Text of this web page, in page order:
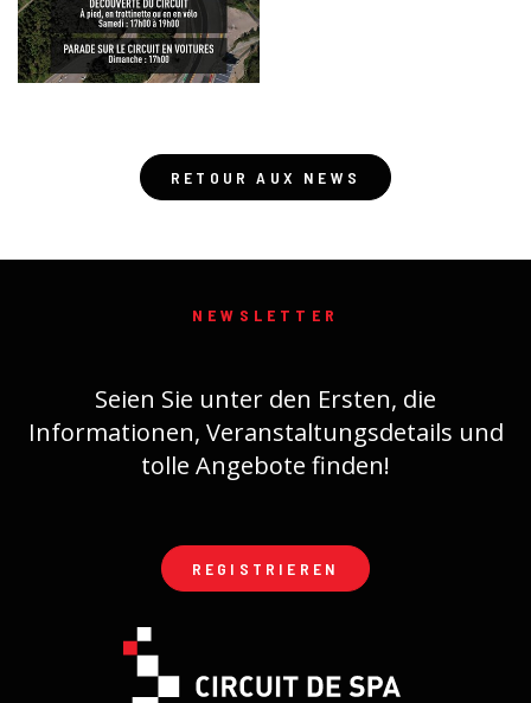
RETOUR AUX NEWS
NEWSLETTER
Seien Sie unter den Ersten, die
Informationen, Veranstaltungsdetails und
tolle Angebote finden!
REGISTRIEREN